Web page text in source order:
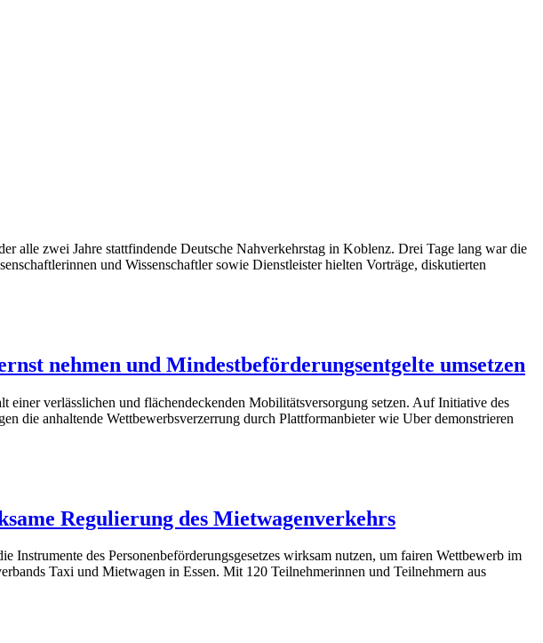
alle zwei Jahre stattfindende Deutsche Nahverkehrstag in Koblenz. Drei Tage lang war die
und Wissenschaftler sowie Dienstleister hielten Vorträge, diskutierten
nehmen und Mindestbeförderungsentgelte umsetzen
verlässlichen und flächendeckenden Mobilitätsversorgung setzen. Auf Initiative des
die anhaltende Wettbewerbsverzerrung durch Plattformanbieter wie Uber demonstrieren
Regulierung des Mietwagenverkehrs
des Personenbeförderungsgesetzes wirksam nutzen, um fairen Wettbewerb im
Taxi und Mietwagen in Essen. Mit 120 Teilnehmerinnen und Teilnehmern aus